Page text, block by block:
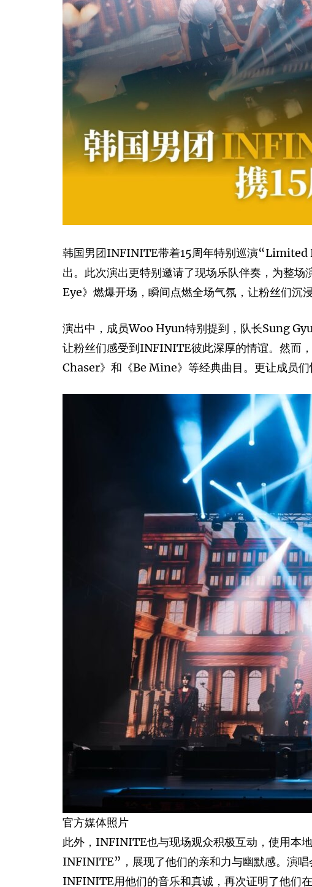
韩国男团INFINITE带着15周年特别巡演
出。此次演出更特别邀请了现场乐队伴奏，为整
Eye》燃爆开场，瞬间点燃全场气氛，让粉丝们沉
演出中，成员Woo Hyun特别提到，队长Sung
让粉丝们感受到INFINITE彼此深厚的情谊。然而
Chaser》和《Be Mine》等经典曲目。更让成员们
官方媒体照片
此外，INFINITE也与现场观众积极互动，使用
INFINITE”，展现了他们的亲和力与幽默感。演唱
INFINITE用他们的音乐和真诚，再次证明了他们